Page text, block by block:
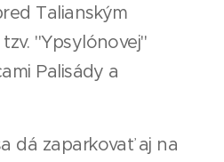
Talianským
"Ypsylónovej"
Palisády a
dá zaparkovať aj na